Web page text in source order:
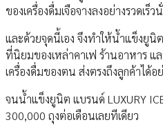
ของเครื่องดื่มเจือจางลงอย่างรวดเร็ว
และด้วยจุดนี้เอง จึงทำให้น้ำแข็งยูนิ
ที่นิยมของเหล่าคาเฟ ร้านอาหาร แ
เครื่องดื่มของตน ส่งตรงถึงลูกค้าได้อ
จนน้ำแข็งยูนิต แบรนด์ LUXURY
300,000 ถุงต่อเดือนเลยทีเดียว